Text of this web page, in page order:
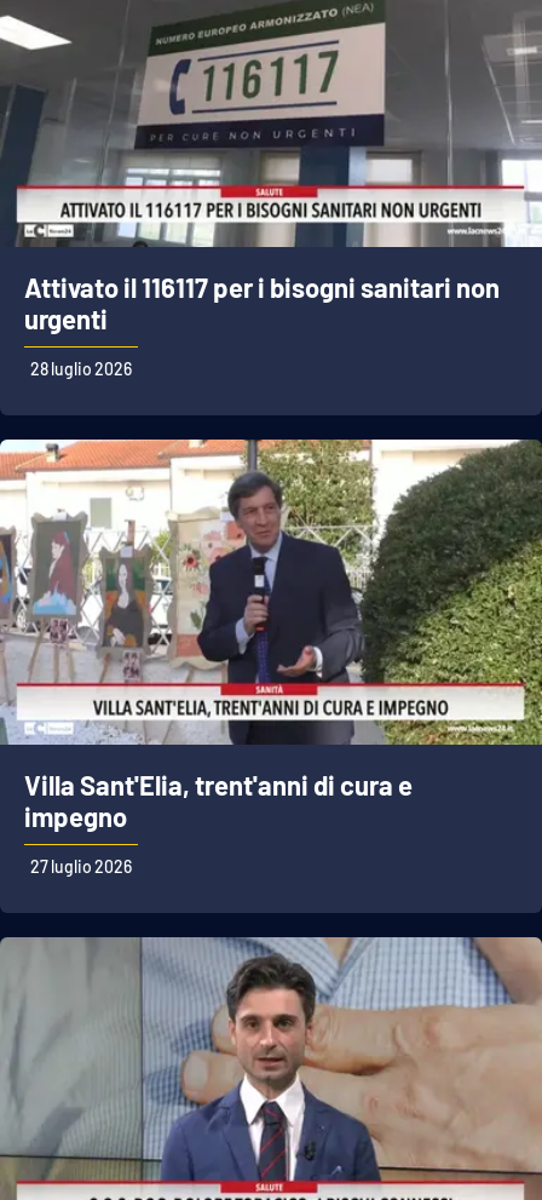
Attivato il 116117 per i bisogni sanitari non
urgenti
28 luglio 2026
Villa Sant'Elia, trent'anni di cura e
impegno
27 luglio 2026